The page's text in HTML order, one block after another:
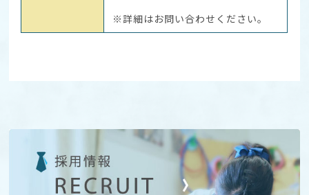
※詳細はお問い合わせください。